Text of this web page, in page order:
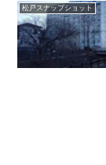
松戸スナップショット